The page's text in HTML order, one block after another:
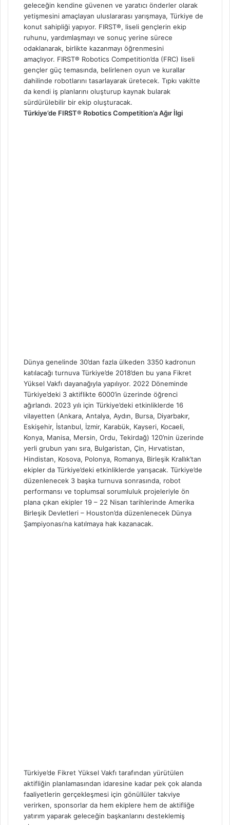
geleceğin kendine güvenen ve yaratıcı önderler olarak
yetişmesini amaçlayan uluslararası yarışmaya, Türkiye de
konut sahipliği yapıyor. FIRST®, liseli gençlerin ekip
ruhunu, yardımlaşmayı ve sonuç yerine sürece
odaklanarak, birlikte kazanmayı öğrenmesini
amaçlıyor. FIRST® Robotics Competition’da (FRC) liseli
gençler güç temasında, belirlenen oyun ve kurallar
dahilinde robotlarını tasarlayarak üretecek. Tıpkı vakitte
da kendi iş planlarını oluşturup kaynak bularak
sürdürülebilir bir ekip oluşturacak.
Türkiye’de FIRST® Robotics Competition’a Ağır İlgi
Dünya genelinde 30’dan fazla ülkeden 3350 kadronun
katılacağı turnuva Türkiye’de 2018’den bu yana Fikret
Yüksel Vakfı dayanağıyla yapılıyor. 2022 Döneminde
Türkiye’deki 3 aktiflikte 6000’in üzerinde öğrenci
ağırlandı. 2023 yılı için Türkiye’deki etkinliklerde 16
vilayetten (Ankara, Antalya, Aydın, Bursa, Diyarbakır,
Eskişehir, İstanbul, İzmir, Karabük, Kayseri, Kocaeli,
Konya, Manisa, Mersin, Ordu, Tekirdağ) 120’nin üzerinde
yerli grubun yanı sıra, Bulgaristan, Çin, Hırvatistan,
Hindistan, Kosova, Polonya, Romanya, Birleşik Krallık’tan
ekipler da Türkiye’deki etkinliklerde yarışacak. Türkiye’de
düzenlenecek 3 başka turnuva sonrasında, robot
performansı ve toplumsal sorumluluk projeleriyle ön
plana çıkan ekipler 19 – 22 Nisan tarihlerinde Amerika
Birleşik Devletleri – Houston’da düzenlenecek Dünya
Şampiyonası’na katılmaya hak kazanacak.
Türkiye’de Fikret Yüksel Vakfı tarafından yürütülen
aktifliğin planlamasından idaresine kadar pek çok alanda
faaliyetlerin gerçekleşmesi için gönüllüler takviye
verirken, sponsorlar da hem ekiplere hem de aktifliğe
yatırım yaparak geleceğin başkanlarını desteklemiş